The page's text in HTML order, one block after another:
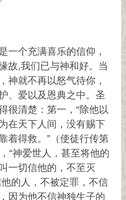
一个充满喜乐的信仰，
故,我们已与神和好。当
神就不再以怒气待你，
、爱以及恩典之中。圣
很清楚：第一，“除他以
在天下人间，没有赐下
着得救。”（使徒行传第
“神爱世人，甚至将他的
一切信他的，不至灭
的人，不被定罪，不信
因为他不信神独生子的